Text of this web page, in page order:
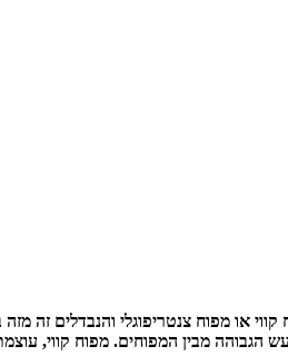
או מפוח צנטריפוגלי והנבדלים זה
הגבוהה מבין המפוחים. מפוח קווי,